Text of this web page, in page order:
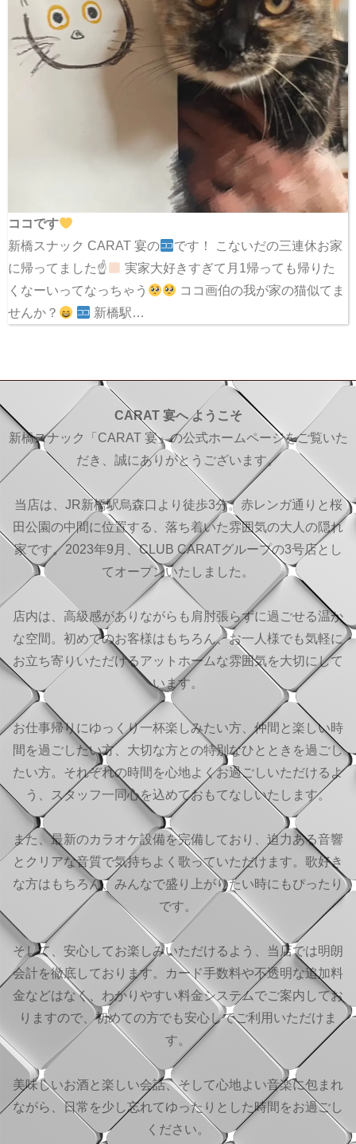
ココです
新橋スナック CARAT 宴の
です！ こないだの三連休お家
に帰ってました☝
実家大好きすぎて月1帰っても帰りた
くなーいってなっちゃう
ココ画伯の我が家の猫似てま
せんか？
新橋駅…
CARAT 宴へ ようこそ
新橋スナック「CARAT 宴」の公式ホームページをご覧いた
だき、誠にありがとうございます。
当店は、JR新橋駅烏森口より徒歩3分。赤レンガ通りと桜
田公園の中間に位置する、落ち着いた雰囲気の大人の隠れ
家です。2023年9月、CLUB CARATグループの3号店とし
てオープンいたしました。
店内は、高級感がありながらも肩肘張らずに過ごせる温か
な空間。初めてのお客様はもちろん、お一人様でも気軽に
お立ち寄りいただけるアットホームな雰囲気を大切にして
います。
お仕事帰りにゆっくり一杯楽しみたい方、仲間と楽しい時
間を過ごしたい方、大切な方との特別なひとときを過ごし
たい方。それぞれの時間を心地よくお過ごしいただけるよ
う、スタッフ一同心を込めておもてなしいたします。
また、最新のカラオケ設備を完備しており、迫力ある音響
とクリアな音質で気持ちよく歌っていただけます。歌好き
な方はもちろん、みんなで盛り上がりたい時にもぴったり
です。
そして、安心してお楽しみいただけるよう、当店では明朗
会計を徹底しております。カード手数料や不透明な追加料
金などはなく、わかりやすい料金システムでご案内してお
りますので、初めての方でも安心してご利用いただけま
す。
美味しいお酒と楽しい会話、そして心地よい音楽に包まれ
ながら、日常を少し忘れてゆったりとした時間をお過ごし
ください。